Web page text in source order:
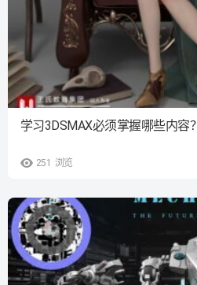
251 浏览
学习3DSMAX必须掌握哪些内容？